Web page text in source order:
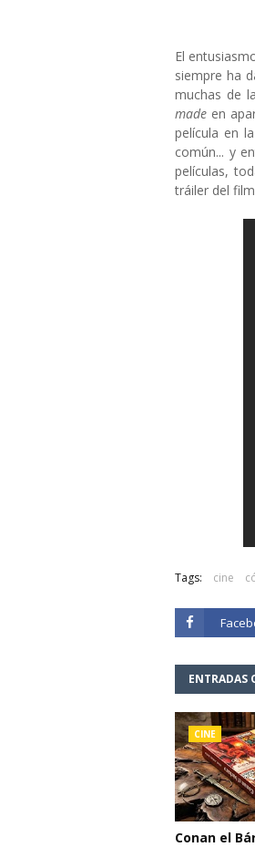
El
siempre ha
muchas de
made en
película en
común... y
películas,
tráiler del film
Tags: cine
ENTRADAS
CINE
Conan el